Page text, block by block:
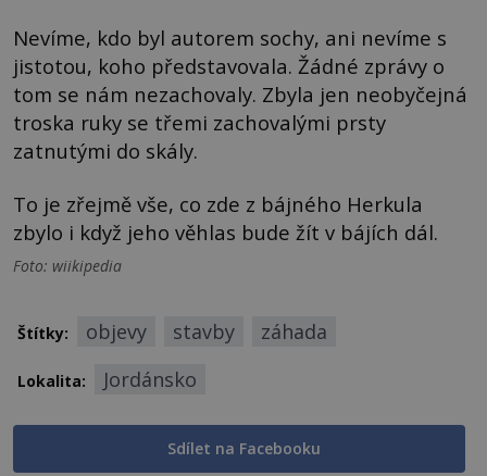
Nevíme, kdo byl autorem sochy, ani nevíme s
jistotou, koho představovala. Žádné zprávy o
tom se nám nezachovaly. Zbyla jen neobyčejná
troska ruky se třemi zachovalými prsty
zatnutými do skály.
To je zřejmě vše, co zde z bájného Herkula
zbylo i když jeho věhlas bude žít v bájích dál.
Foto: wiikipedia
Štítky: objevy stavby záhada
Lokalita: Jordánsko
Sdílet na Facebooku